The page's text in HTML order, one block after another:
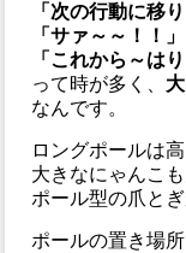
「次の行動に移
「サァ～～！！」
「これから～は
って時が多く、
なんです。
ロングポールは
大きなにゃんこも
ポール型の爪と
ポールの置き場